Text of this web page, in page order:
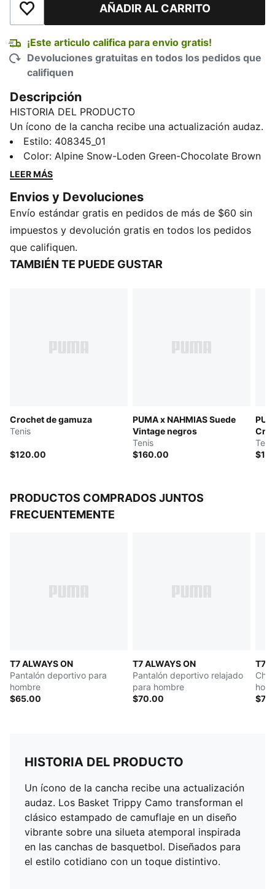
Añadir a la lista de deseosAÑADIR AL CARRITO
¡Este articulo califica para envio gratis!
Devoluciones gratuitas en todos los pedidos que
califiquen
Descripción
HISTORIA DEL PRODUCTO
Un ícono de la cancha recibe una actualización audaz.
Los Basket Trippy Camo transforman el clásico
estampado de camuflaje en un diseño vibrante sobre
una silueta atemporal inspirada en las canchas de
toque distintivo.
DETALLES
Ancho: regular
Tipo de puntera: redondeada
Cierre: cordones
Estilo: 408345_01
Color: Alpine Snow-Loden Green-Chocolate Brown
LEER MÁS
Envios y Devoluciones
Envío estándar gratis en pedidos de más de $60 sin
impuestos y devolución gratis en todos los pedidos
que califiquen.
TAMBIÉN TE PUEDE GUSTAR
Crochet de gamuza
Tenis
$120.00
PUMA x NAHMIAS Suede
Vintage negros
Tenis
$160.00
PRODUCTOS COMPRADOS JUNTOS
FRECUENTEMENTE
T7 ALWAYS ON
Pantalón deportivo para
hombre
$65.00
T7 ALWAYS ON
Pantalón deportivo relajado
para hombre
$70.00
T7
HISTORIA DEL PRODUCTO
Un ícono de la cancha recibe una actualización
audaz. Los Basket Trippy Camo transforman el
clásico estampado de camuflaje en un diseño
vibrante sobre una silueta atemporal inspirada
en las canchas de basquetbol. Diseñados para
el estilo cotidiano con un toque distintivo.